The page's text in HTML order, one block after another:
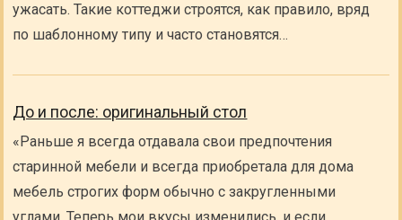
ужасать. Такие коттеджи строятся, как правило, вряд
по шаблонному типу и часто становятся…
До и после: оригинальный стол
«Раньше я всегда отдавала свои предпочтения
старинной мебели и всегда приобретала для дома
мебель строгих форм обычно с закругленными